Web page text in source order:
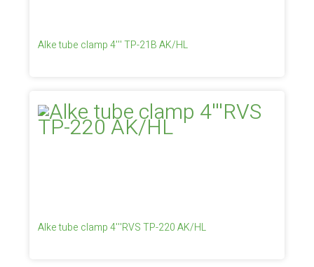
Alke tube clamp 4''' TP-21B AK/HL
Alke tube clamp 4'''RVS TP-220 AK/HL